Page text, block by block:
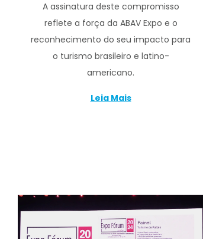
A assinatura deste compromisso
reflete a força da ABAV Expo e o
reconhecimento do seu impacto para
o turismo brasileiro e latino-
americano.
Leia Mais